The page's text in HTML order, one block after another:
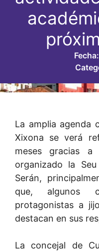
Fecha:
La amplia agenda
Xixona se verá
meses gracias
organizado la
Serán,
que, algunos
protagonistas a
destacan en sus
La concejal de